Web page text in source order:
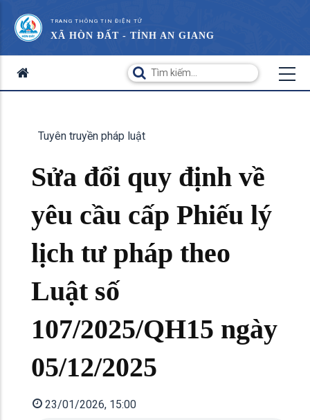
TRANG THÔNG TIN ĐIỆN TỬ
XÃ HÒN ĐẤT - TỈNH AN GIANG
Tuyên truyền pháp luật
Sửa đổi quy định về
yêu cầu cấp Phiếu lý
lịch tư pháp theo
Luật số
107/2025/QH15 ngày
05/12/2025
23/01/2026, 15:00